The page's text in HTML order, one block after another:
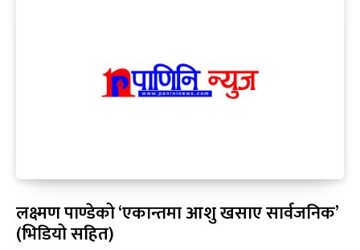
लक्ष्मण पाण्डेको ‘एकान्तमा आशु खसाए सार्वजनिक’
(भिडियो सहित)